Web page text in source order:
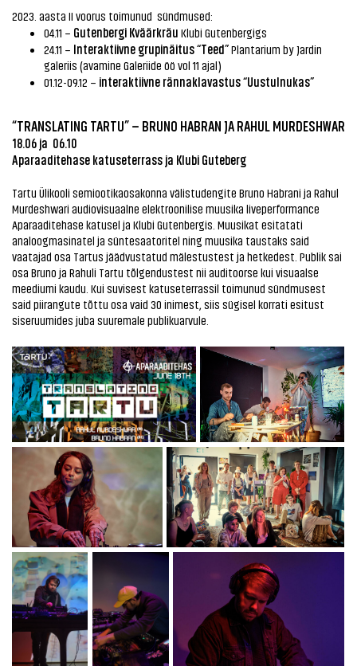
2023. aasta II voorus toimunud sündmused:
04.11 – Gutenbergi Kväärkräu Klubi Gutenbergigs
24.11 – Interaktiivne grupinäitus “Teed”Plantarium by Jardin
galeriis (avamine Galeriide öö vol 11 ajal)
01.12-09.12 – interaktiivne rännaklavastus “Uustulnukas”
“TRANSLATING TARTU” – BRUNO HABRAN JA RAHUL MURDESHWAR
18.06 ja 06.10
Aparaaditehase katuseterrass ja Klubi Guteberg
Tartu Ülikooli semiootikaosakonna välistudengite Bruno Habrani ja Rahul
Murdeshwari audiovisuaalne elektroonilise muusika liveperformance
Aparaaditehase katusel ja Klubi Gutenbergis. Muusikat esitatati
analoogmasinatel ja süntesaatoritel ning muusika taustaks said
vaatajad osa Tartus jäädvustatud mälestustest ja hetkedest. Publik sai
osa Bruno ja Rahuli Tartu tõlgendustest nii auditoorse kui visuaalse
meediumi kaudu. Kui suvisest katuseterrassil toimunud sündmusest
said piirangute tõttu osa vaid 30 inimest, siis sügisel korrati esitust
siseruumides juba suuremale publikuarvule.